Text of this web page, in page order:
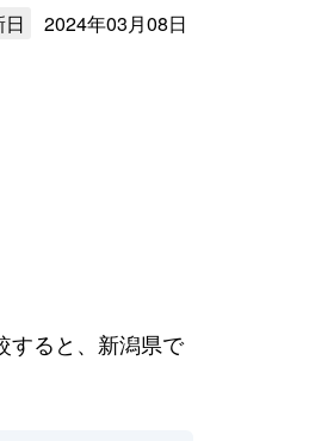
2024年03月08日
すると、新潟県で